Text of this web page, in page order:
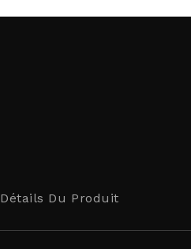
Détails Du Produit